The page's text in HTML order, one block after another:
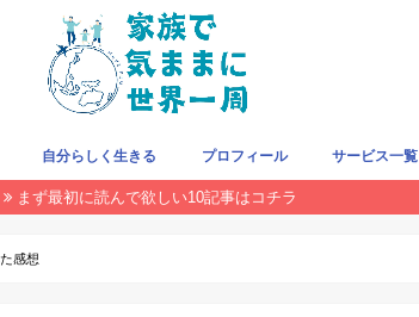
旅をお得にする方法
クレジットカード
旅の持ち物
飛行機/LCC
国・地域で探す
自分らしく生きる
THIS WEEK
プロフィール サービス一覧
まず最初に読んで欲しい10記事はコチラ
感想